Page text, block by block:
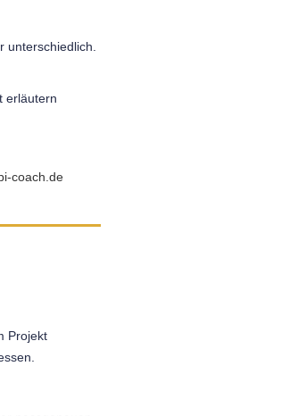
unterschiedlich.
erläutern
coach.de
Projekt